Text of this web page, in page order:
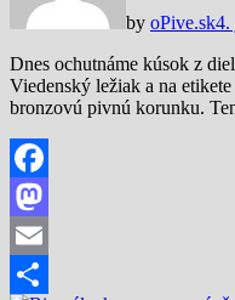
by oPive.sk4.
Dnes ochutnáme kúsok z
Viedenský ležiak a na
bronzovú pivnú korunku.
Facebook
Mastodon
Email